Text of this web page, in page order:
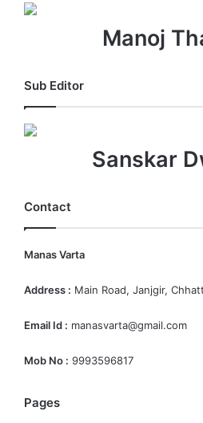
Manoj
Sub Editor
Sanskar
Contact
Manas Varta
Address : Main Road, Janjgir,
Email Id : manasvarta@gmail.com
Mob No : 9993596817
Pages